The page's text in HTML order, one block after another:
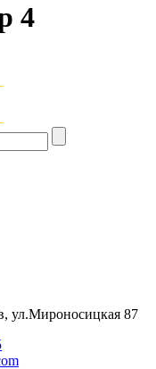
4
, ул.Мироносицкая 87